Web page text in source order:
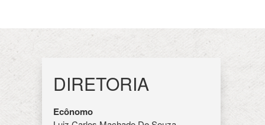
DIRETORIA
Ecônomo